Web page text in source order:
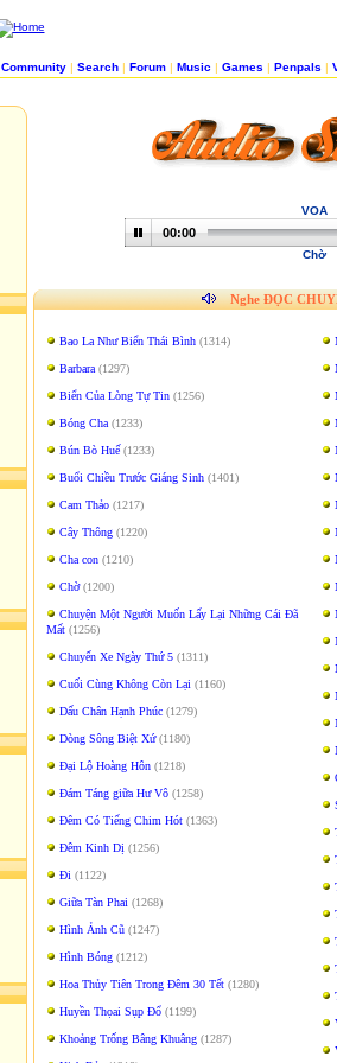
Community | Search | Forum | Music | Games | Penpals |
VOA
00:00
Chờ
Nghe ĐỌC
Bao La Như Biển Thái Bình (1314)
Barbara (1297)
Biển Của Lòng Tự Tin (1256)
Bóng Cha (1233)
Bún Bò Huế (1233)
Buổi Chiều Trước Giáng Sinh (1401)
Cam Thảo (1217)
Cây Thông (1220)
Cha con (1210)
Chờ (1200)
Chuyện Một Người Muốn Lấy Lại Những Cái Đã
Mất (1256)
Chuyến Xe Ngày Thứ 5 (1311)
Cuối Cùng Không Còn Lại (1160)
Dấu Chân Hạnh Phúc (1279)
Dòng Sông Biệt Xứ (1180)
Đại Lộ Hoàng Hôn (1218)
Đám Táng giữa Hư Vô (1258)
Đêm Có Tiếng Chim Hót (1363)
Đêm Kinh Dị (1256)
Đi (1122)
Giữa Tàn Phai (1268)
Hình Ảnh Cũ (1247)
Hình Bóng (1212)
Hoa Thủy Tiên Trong Đêm 30 Tết (1280)
Huyền Thọai Sụp Đổ (1199)
Khoảng Trống Bâng Khuâng (1287)